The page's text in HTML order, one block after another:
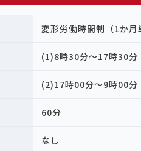
変形労働時間制（1か月
(1)8時30分～17時30分
(2)17時00分～9時00分
60分
なし